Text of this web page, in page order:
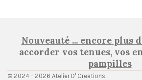
Nouveauté ... encore plus
accorder vos tenues, vos
pampilles
© 2024 - 2026 Atelier D' Creations